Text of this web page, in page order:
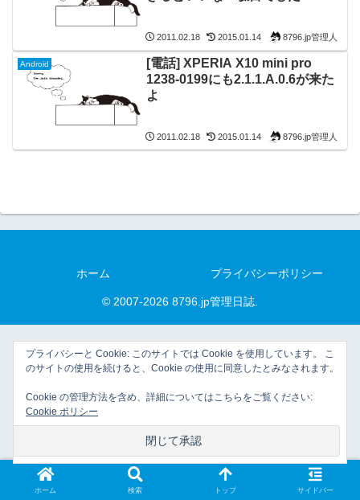
2011.02.18 2015.01.14 8796.jp管理人
Android
[電話] XPERIA X10 mini pro
1238-0199にも2.1.1.A.0.6が来た
よ
2011.02.18 2015.01.14 8796.jp管理人
ホーム プライバシーポリシー
© 2007-2026 8796.jp管理日誌.
ホーム 検索 トップ サイドバー
プライバシーと Cookie: このサイトでは Cookie を使用しています。 こ
のサイトの使用を続けると、Cookie の使用に同意したとみなされます。
Cookie の管理方法を含め、詳細についてはこちらをご覧ください:
Cookie ポリシー